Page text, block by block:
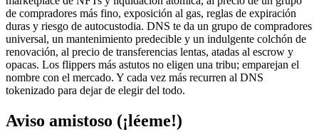
de compradores más fino, exposición al gas, reglas de expiración
duras y riesgo de autocustodia. DNS te da un grupo de compradores
universal, un mantenimiento predecible y un indulgente colchón de
renovación, al precio de transferencias lentas, atadas al escrow y
opacas. Los flippers más astutos no eligen una tribu; emparejan el
nombre con el mercado. Y cada vez más recurren al DNS
tokenizado para dejar de elegir del todo.
Aviso amistoso (¡léeme!)